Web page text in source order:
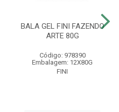
BALA GEL FINI FAZENDO
ARTE 80G
Código: 978390
Embalagem: 12X80G
FINI